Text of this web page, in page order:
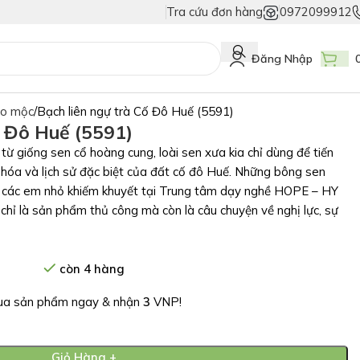
Duy Nhất Chỉ Có Tem Vân Niêm Phong - Bảo Vệ Tuyệt Đối Hàng Thật!
Tra cứu đơn hàng 0972099912
Đăng Nhập
mộc Bạch liên ngự trà Cố Đô Huế (5591)
Huế (5591)
giống sen cổ hoàng cung, loài sen xưa kia chỉ dùng để tiến
và lịch sử đặc biệt của đất cố đô Huế. Những bông sen
em nhỏ khiếm khuyết tại Trung tâm dạy nghề HOPE – HY
là sản phẩm thủ công mà còn là câu chuyện về nghị lực, sự
còn 4 hàng
sản phẩm ngay & nhận 3 VNP!